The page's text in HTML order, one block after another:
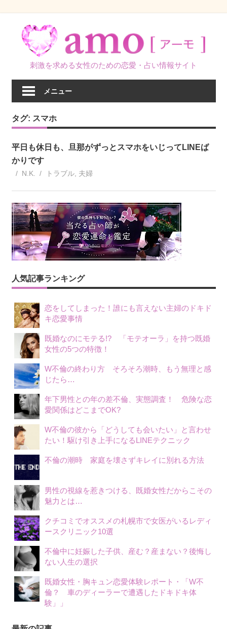
刺激を求める女性のための恋愛・占い情報サイト
メニュー
タグ: スマホ
平日も休日も、旦那がずっとスマホをいじってLINEば
かりです
N.K. トラブル, 夫婦
人気記事ランキング
恋をしてしまった！誰にも言えない主婦のドキド
キ恋愛事情
既婚なのにモテる!? 「モテオーラ」を持つ既婚
女性の5つの特徴！
W不倫の終わり方 そろそろ潮時、もう無理と感
じたら…
年下男性との年の差不倫、実態調査！ 危険な恋
愛関係はどこまでOK?
W不倫の彼から「どうしても会いたい」と言わせ
たい！駆け引き上手になるLINEテクニック
不倫の潮時 家庭を壊さずキレイに別れる方法
男性の視線を惹きつける、既婚女性だからこその
魅力とは…
クチコミでオススメの札幌市で女医がいるレディ
ースクリニック10選
不倫中に妊娠した子供、産む？産まない？後悔し
ない人生の選択
既婚女性・胸キュン恋愛体験レポート・「W不
倫？ 車のディーラーで遭遇したドキドキ体
験」」